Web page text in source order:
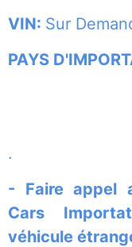
VIN: Sur
PAYS
.
- Faire appel
Cars
véhicule